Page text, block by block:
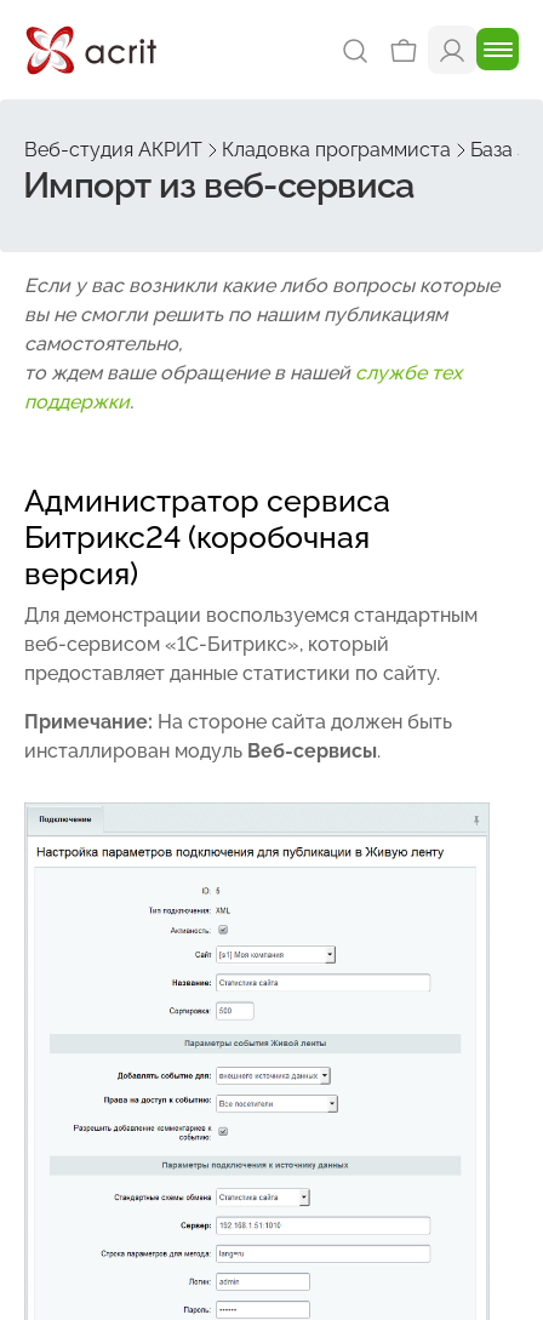
Веб-студия АКРИТ Кладовка программиста База
Импорт из веб-сервиса
Если у вас возникли какие либо вопросы которые
вы не смогли решить по нашим публикациям
самостоятельно,
то ждем ваше обращение в нашей службе тех
поддержки.
Администратор сервиса
Битрикс24 (коробочная
версия)
Для демонстрации воспользуемся стандартным
веб-сервисом «1C-Битрикс», который
предоставляет данные статистики по сайту.
Примечание: На стороне сайта должен быть
инсталлирован модуль Веб-сервисы.